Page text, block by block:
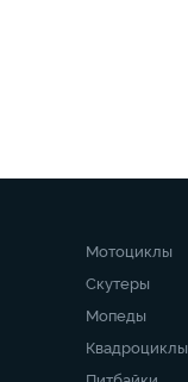
Мотоциклы
Скутеры
Мопеды
Квадроциклы